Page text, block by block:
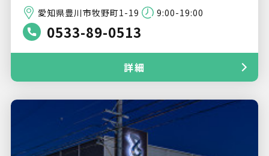
愛知県豊川市牧野町1-19 9:00-19:00
0533-89-0513
詳細